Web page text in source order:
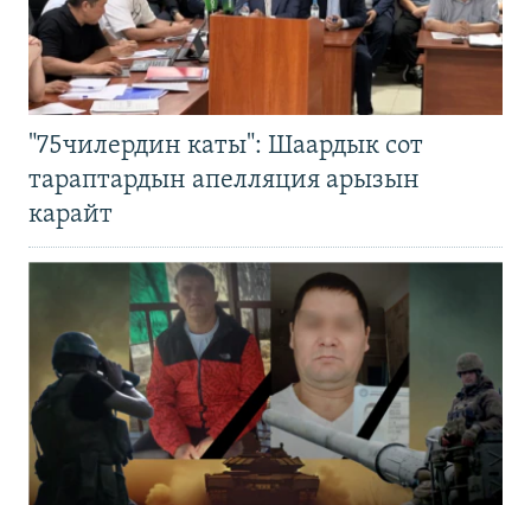
"75чилердин каты": Шаардык сот
тараптардын апелляция арызын
карайт